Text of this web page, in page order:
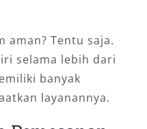
aman? Tentu saja.
selama lebih dari
banyak
layanannya.